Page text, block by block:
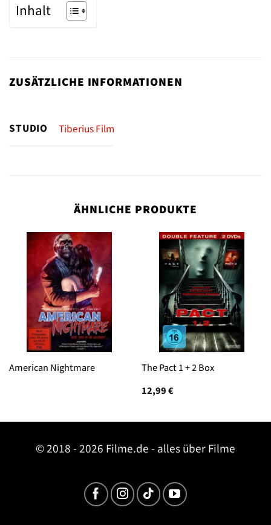
Inhalt
ZUSÄTZLICHE INFORMATIONEN
STUDIO Tiberius Film
ÄHNLICHE PRODUKTE
American Nightmare
The Pact 1 + 2 Box
12,99€
© 2018 - 2026 Filme.de - alles über Filme